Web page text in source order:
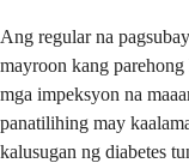
Ang regular na
mayroon kang
mga impeksyon na
panatilihing may
kalusugan ng diabetes